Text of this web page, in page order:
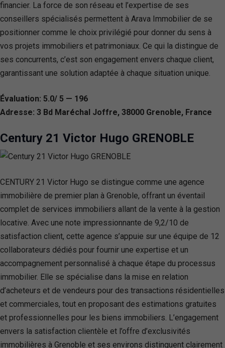
financier. La force de son réseau et l’expertise de ses
conseillers spécialisés permettent à Arava Immobilier de se
positionner comme le choix privilégié pour donner du sens à
vos projets immobiliers et patrimoniaux. Ce qui la distingue de
ses concurrents, c’est son engagement envers chaque client,
garantissant une solution adaptée à chaque situation unique.
Évaluation: 5.0/ 5 — 196
Adresse: 3 Bd Maréchal Joffre, 38000 Grenoble, France
Century 21 Victor Hugo GRENOBLE
CENTURY 21 Victor Hugo se distingue comme une agence
immobilière de premier plan à Grenoble, offrant un éventail
complet de services immobiliers allant de la vente à la gestion
locative. Avec une note impressionnante de 9,2/10 de
satisfaction client, cette agence s’appuie sur une équipe de 12
collaborateurs dédiés pour fournir une expertise et un
accompagnement personnalisé à chaque étape du processus
immobilier. Elle se spécialise dans la mise en relation
d’acheteurs et de vendeurs pour des transactions résidentielles
et commerciales, tout en proposant des estimations gratuites
et professionnelles pour les biens immobiliers. L’engagement
envers la satisfaction clientèle et l’offre d’exclusivités
immobilières à Grenoble et ses environs distinguent clairement